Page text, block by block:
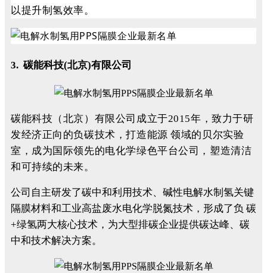
以提升制氢效率。
3. 碳能科技(北京)有限公司
碳能科技（北京）有限公司成立于2015年，致力于研
发经济正向的负碳技术，打造能源 领域的贝尔实验
室，成为国际领先的电化学绿色平台公司，塑造清洁
和可持续的未来。
公司自主研发了碳中和利用技术、碱性电解水制氢关键
隔膜材料和工业高盐废水电化学脱氮技术，形成了负 碳
+绿氢两大核心技术，为大型排碳企业提供碳达峰、碳
中和技术解决方案。